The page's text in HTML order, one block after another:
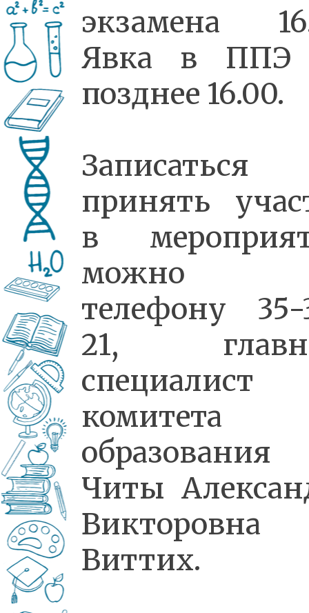
экзамена
Явка в ППЭ
позднее 16.00.
принять
в
можно
телефону
21,
специалист
комитета
образования
Читы
Викторовна
Виттих.